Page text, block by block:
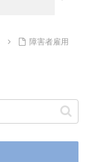
障害者雇用